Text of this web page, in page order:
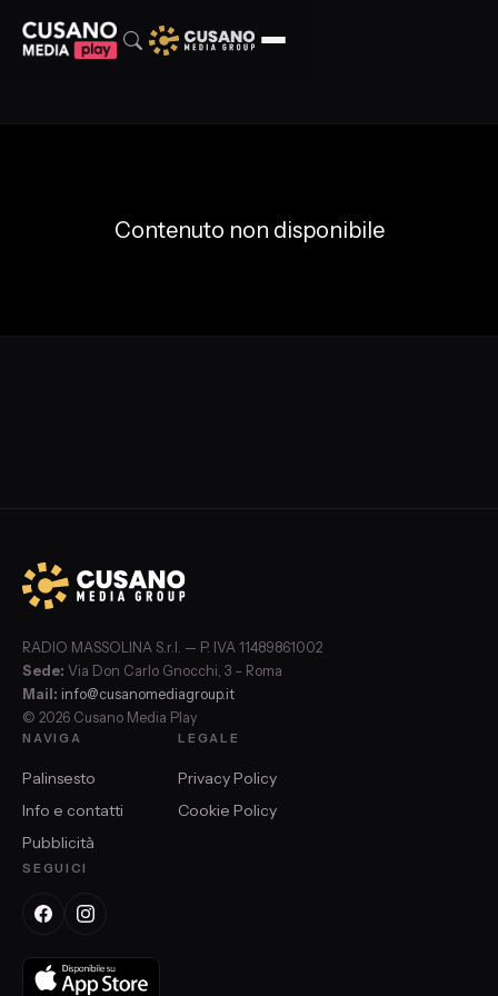
Contenuto non disponibile
RADIO MASSOLINA S.r.l. — P. IVA 11489861002
Sede: Via Don Carlo Gnocchi, 3 – Roma
Mail: info@cusanomediagroup.it
© 2026 Cusano Media Play
NAVIGA
Palinsesto
Info e contatti
Pubblicità
LEGALE
Privacy Policy
Cookie Policy
SEGUICI